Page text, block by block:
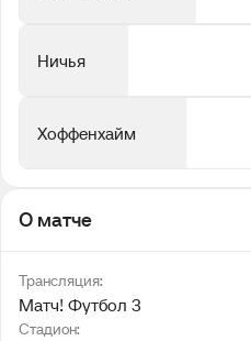
Ничья
Хоффенхайм
О матче
Трансляция:
Матч! Футбол 3
Стадион: